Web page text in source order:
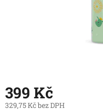
399 Kč
329,75 Kč bez DPH